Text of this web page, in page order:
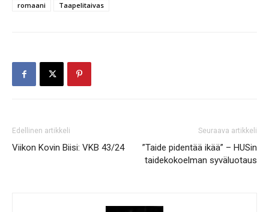
romaani
Taapelitaivas
Edellinen artikkeli
Viikon Kovin Biisi: VKB 43/24
Seuraava artikkeli
”Taide pidentää ikää” – HUSin
taidekokoelman syväluotaus